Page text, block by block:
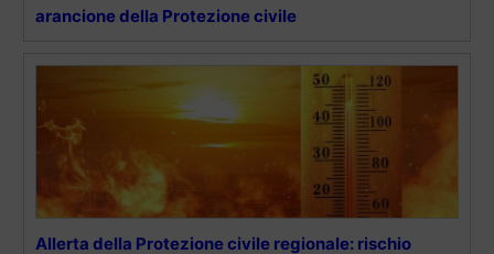
arancione della Protezione civile
Allerta della Protezione civile regionale: rischio